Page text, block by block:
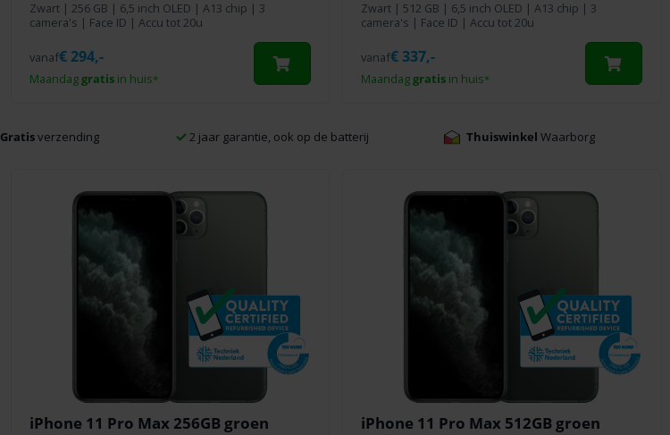
Zwart| 256 GB | 6,5 inch OLED | A13 chip | 3
camera's | Face ID | Accu tot 20u
Maandaggratisin huis*
vanaf€294,-
Zwart| 512 GB | 6,5 inch OLED | A13 chip | 3
camera's | Face ID | Accu tot 20u
Maandaggratisin huis*
vanaf€337,-
Gratisverzending 2 jaar garantie, ook op de batterij Thuiswinkel Waarborg
iPhone 11 Pro Max 256GB groen iPhone 11 Pro Max 512GB groen